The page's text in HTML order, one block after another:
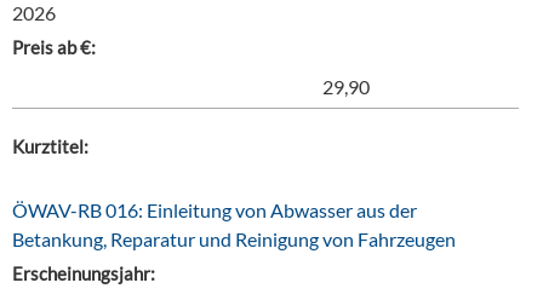
2026
Preis ab €:
29,90
Kurztitel:
ÖWAV-RB 016: Einleitung von Abwasser aus der
Betankung, Reparatur und Reinigung von Fahrzeugen
Erscheinungsjahr: